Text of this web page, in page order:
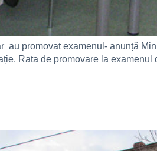
au promovat examenul- anunță
Rata de promovare la examenul